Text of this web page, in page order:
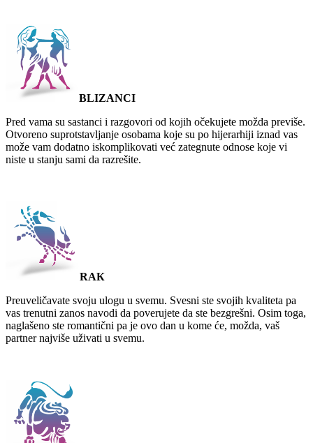
BLIZANCI
Pred vama su sastanci i razgovori od kojih očekujete možda previše.
Otvoreno suprotstavljanje osobama koje su po hijerarhiji iznad vas
može vam dodatno iskomplikovati već zategnute odnose koje vi
niste u stanju sami da razrešite.
RAК
Preuveličavate svoju ulogu u svemu. Svesni ste svojih kvaliteta pa
vas trenutni zanos navodi da poverujete da ste bezgrešni. Osim toga,
naglašeno ste romantični pa je ovo dan u kome će, možda, vaš
partner najviše uživati u svemu.